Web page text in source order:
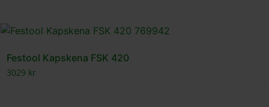
Festool Kapskena FSK 420
3029 kr